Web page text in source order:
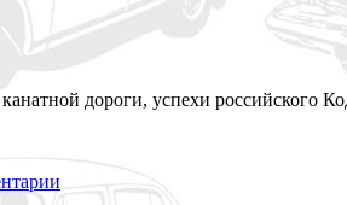
дороги, успехи российского